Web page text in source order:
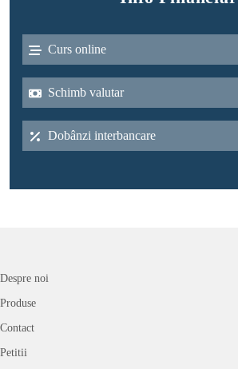
Curs online
Schimb valutar
Dobânzi interbancare
Despre noi
Produse
Contact
Petitii